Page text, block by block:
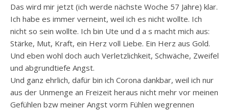
Das wird mir jetzt (ich werde nächste Woche 57 Jahre) klar.
Ich habe es immer verneint, weil ich es nicht wollte. Ich
nicht so sein wollte. Ich bin Ute und d a s macht mich aus:
Stärke, Mut, Kraft, ein Herz voll Liebe. Ein Herz aus Gold.
Und eben wohl doch auch Verletzlichkeit, Schwäche, Zweifel
und abgrundtiefe Angst.
Und ganz ehrlich, dafür bin ich Corona dankbar, weil ich nur
aus der Unmenge an Freizeit heraus nicht mehr vor meinen
Gefühlen bzw meiner Angst vorm Fühlen wegrennen